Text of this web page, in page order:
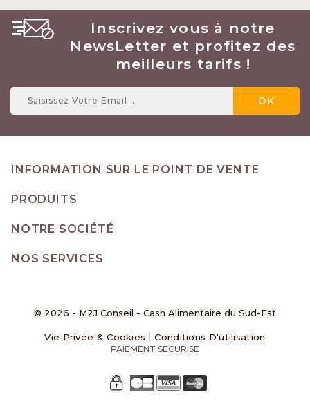
Inscrivez vous à notre
NewsLetter et profitez des
meilleurs tarifs !
INFORMATION SUR LE POINT DE VENTE
PRODUITS
NOTRE SOCIÉTÉ
NOS SERVICES
© 2026 - M2J Conseil - Cash Alimentaire du Sud-Est
Vie Privée & Cookies Conditions D'utilisation
PAIEMENT SECURISE